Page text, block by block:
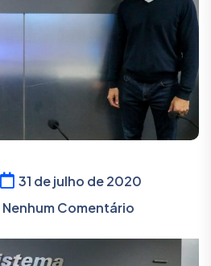
31 de julho de 2020
Nenhum Comentário